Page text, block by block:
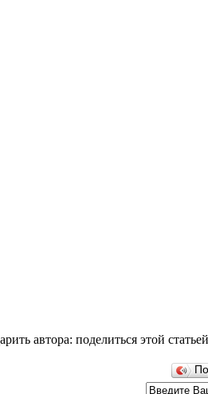
автора: поделиться этой